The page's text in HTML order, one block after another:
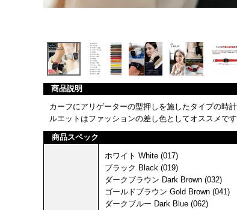
商品説明
カーフにアリゲーターの型押しを施したタイプの時
ルエットはファッションの差し色としてオススメです
商品スペック
ホワイト White (017)
ブラック Black (019)
ダークブラウン Dark Brown (032)
ゴールドブラウン Gold Brown (041)
ダークブルー Dark Blue (062)